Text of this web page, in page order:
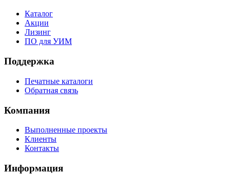
Каталог
Акции
Лизинг
ПО для УИМ
Поддержка
Печатные каталоги
Обратная связь
Компания
Выполненные проекты
Клиенты
Контакты
Информация